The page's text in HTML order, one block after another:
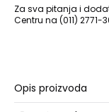
Za sva pitanja i
Centru na (011) 2771-
Opis proizvoda